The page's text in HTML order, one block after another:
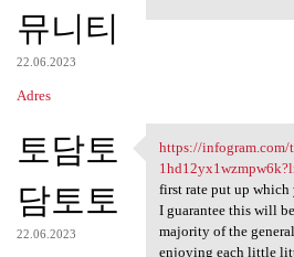
뮤니티
22.06.2023
Adres
토담토
담토토
22.06.2023
https://
https://infogram.com/
first rate put up which
I guarantee this will
majority of the
enjoying each little